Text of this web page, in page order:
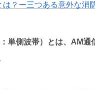
は？ー三つある意外な消
単側波帯）とは、AM通